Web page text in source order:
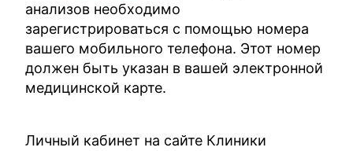
анализов необходимо
зарегистрироваться с помощью номера
вашего мобильного телефона. Этот номер
должен быть указан в вашей электронной
медицинской карте.
Личный кабинет на сайте Клиники